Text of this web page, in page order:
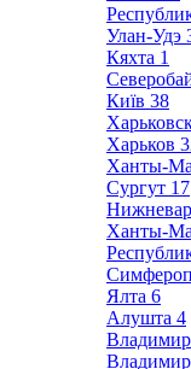
Улан-Удэ
Кяхта 1
Київ 38
Харьков
Ханты-
Сургут 17
Ханты-
Ялта 6
Алушта 4
Владимир